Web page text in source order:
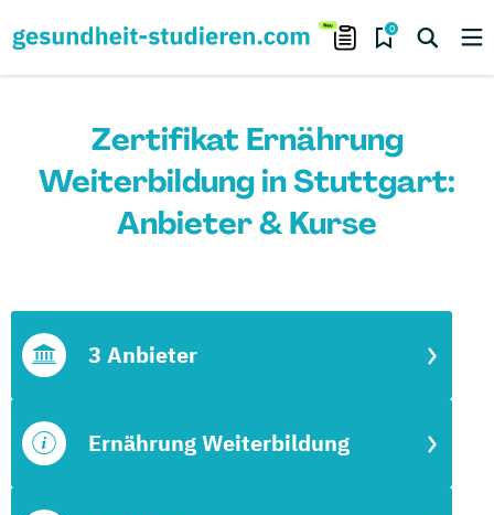
0
Zertifikat Ernährung
Weiterbildung in Stuttgart:
Anbieter & Kurse
Ernährung Weiterbildung
3 Anbieter